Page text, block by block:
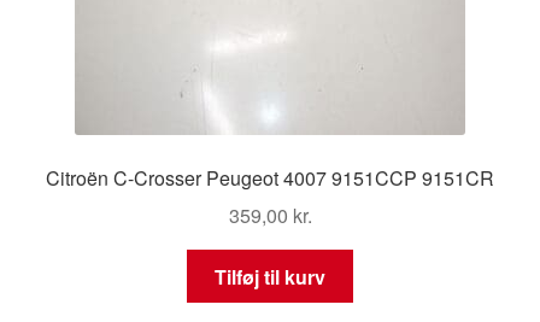
Citroën C-Crosser Peugeot 4007 9151CCP 9151CR
359,00 kr.
Tilføj til kurv